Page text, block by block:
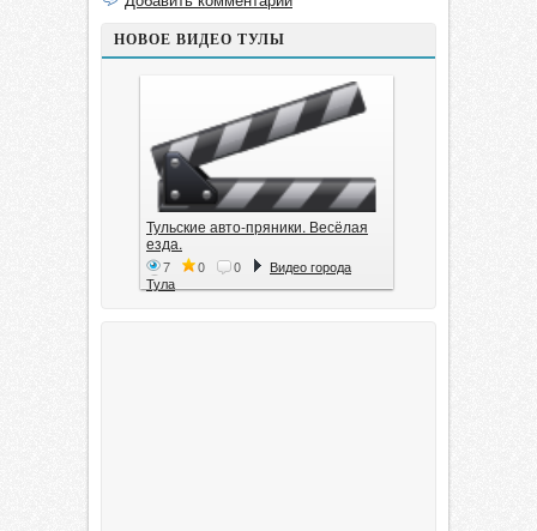
НОВОЕ ВИДЕО ТУЛЫ
Тульские авто-пряники. Весёлая
езда.
7 0 0
Видео города
Тула